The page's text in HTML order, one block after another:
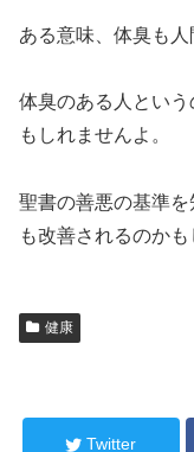
ある意味、体臭も人
体臭のある人とい
もしれませんよ。
聖書の善悪の基準
も改善されるのかも
健康
Twitter